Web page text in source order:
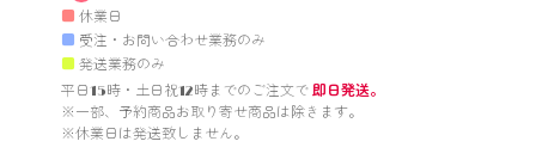
■ 休業日
■ 受注・お問い合わせ業務のみ
■ 発送業務のみ
平日15時・土日祝12時までのご注文で 即日発送。
※一部、予約商品お取り寄せ商品は除きます。
※休業日は発送致しません。